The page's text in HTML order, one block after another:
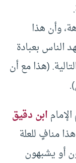
وأن هذا
الناس بعبادة
(هذا مع أن
ابن دقيق
منافٍ للعلة
أو يشبهون